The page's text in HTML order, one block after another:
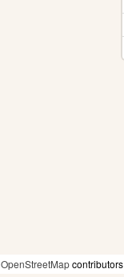
OpenStreetMapcontributors